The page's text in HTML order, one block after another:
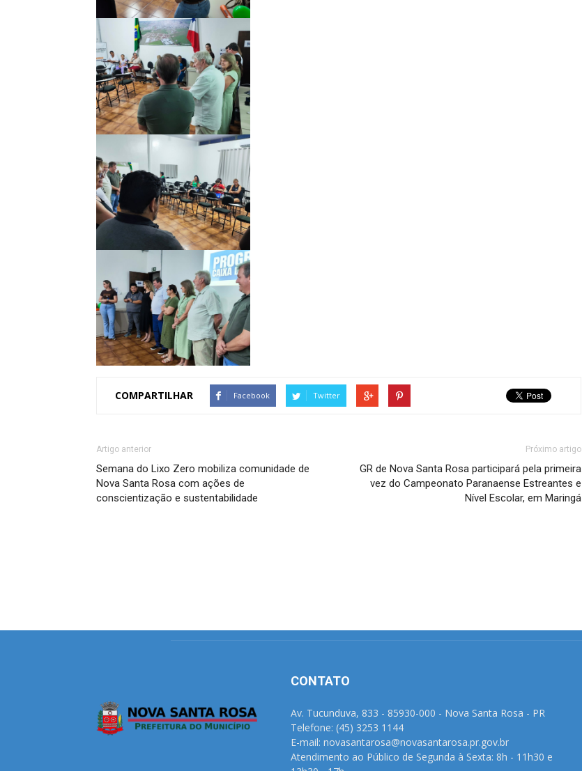
COMPARTILHAR Facebook Twitter
Artigo anterior
Semana do Lixo Zero mobiliza comunidade de
Nova Santa Rosa com ações de
conscientização e sustentabilidade
Próximo artigo
GR de Nova Santa Rosa participará pela primeira
vez do Campeonato Paranaense Estreantes e
Nível Escolar, em Maringá
CONTATO
Av. Tucunduva, 833 - 85930-000 - Nova Santa Rosa - PR
Telefone: (45) 3253 1144
E-mail: novasantarosa@novasantarosa.pr.gov.br
Atendimento ao Público de Segunda à Sexta: 8h - 11h30 e